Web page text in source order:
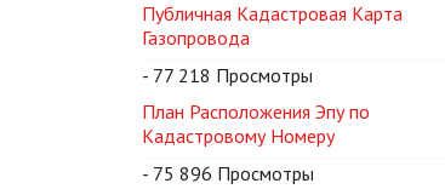
Публичная Кадастровая Карта
Газопровода
- 77 218 Просмотры
План Расположения Эпу по
Кадастровому Номеру
- 75 896 Просмотры